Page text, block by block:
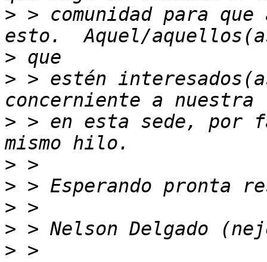
> > comunidad para
>
> > estén
> > en esta sede, por
>
>
>
>
> >